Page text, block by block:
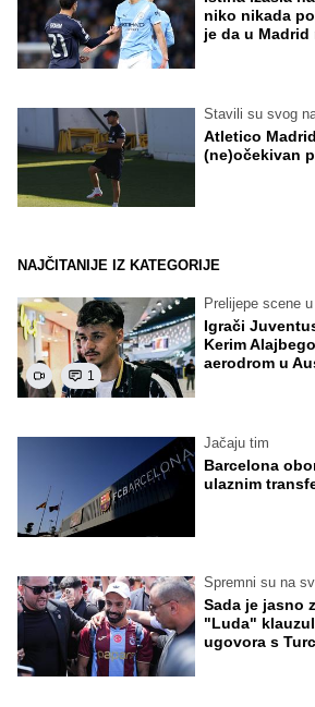
niko nikada
je da u Madrid
Stavili su svog
Atletico
(ne)očekivan
NAJČITANIJE IZ KATEGORIJE
1
Prelijepe scene
Igrači
Kerim
aerodrom u
Jačaju tim
Barcelona
ulaznim
Spremni su na
Sada je jasno
"Luda"
ugovora s